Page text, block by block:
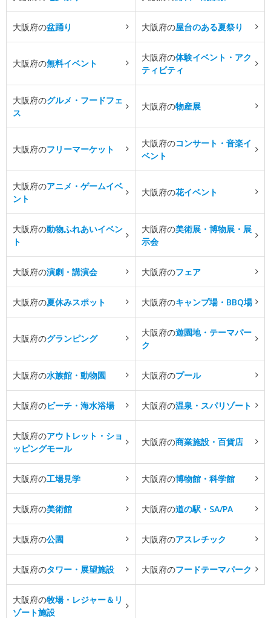
大阪府の盆踊り 大阪府の屋台のある夏祭り
大阪府の無料イベント
大阪府の体験イベント・アク
ティビティ
大阪府のグルメ・フードフェ
ス
大阪府の物産展
大阪府のフリーマーケット
大阪府のコンサート・音楽イ
ベント
大阪府のアニメ・ゲームイベ
ント
大阪府の花イベント
大阪府の動物ふれあいイベン
ト
大阪府の美術展・博物展・展
示会
大阪府の演劇・講演会 大阪府のフェア
大阪府の夏休みスポット 大阪府のキャンプ場・BBQ場
大阪府のグランピング
大阪府の遊園地・テーマパー
ク
大阪府の水族館・動物園 大阪府のプール
大阪府のビーチ・海水浴場 大阪府の温泉・スパリゾート
大阪府のアウトレット・ショ
ッピングモール
大阪府の商業施設・百貨店
大阪府の工場見学 大阪府の博物館・科学館
大阪府の美術館 大阪府の道の駅・SA/PA
大阪府の公園 大阪府のアスレチック
大阪府のタワー・展望施設 大阪府のフードテーマパーク
大阪府の牧場・レジャー＆リ
ゾート施設